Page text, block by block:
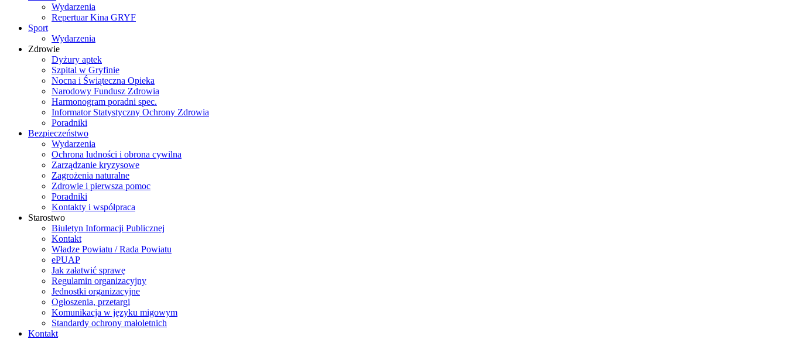
Wydarzenia
Repertuar Kina GRYF
Sport
Wydarzenia
Zdrowie
Dyżury aptek
Szpital w Gryfinie
Nocna i Świąteczna Opieka
Narodowy Fundusz Zdrowia
Harmonogram poradni spec.
Informator Statystyczny Ochrony Zdrowia
Poradniki
Bezpieczeństwo
Wydarzenia
Ochrona ludności i obrona cywilna
Zarządzanie kryzysowe
Zagrożenia naturalne
Zdrowie i pierwsza pomoc
Poradniki
Kontakty i współpraca
Starostwo
Biuletyn Informacji Publicznej
Kontakt
Władze Powiatu / Rada Powiatu
ePUAP
Jak załatwić sprawę
Regulamin organizacyjny
Jednostki organizacyjne
Ogłoszenia, przetargi
Komunikacja w języku migowym
Standardy ochrony małoletnich
Kontakt